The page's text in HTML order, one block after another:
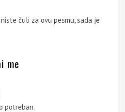
čuli za ovu pesmu, sada je
me
potreban.